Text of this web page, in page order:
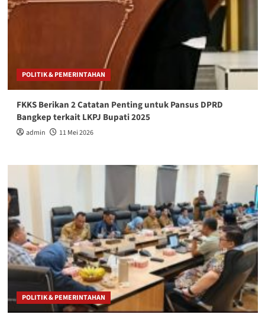
POLITIK & PEMERINTAHAN
FKKS Berikan 2 Catatan Penting untuk Pansus DPRD
Bangkep terkait LKPJ Bupati 2025
admin 11 Mei 2026
POLITIK & PEMERINTAHAN